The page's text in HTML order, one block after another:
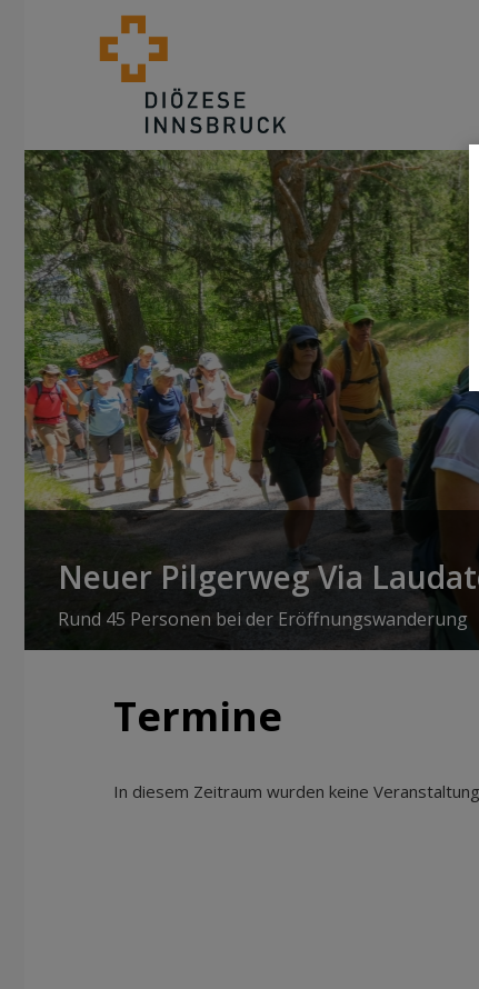
Neuer Pilgerweg Via
Rund 45 Personen bei der Eröffnungswanderung
Termine
In diesem Zeitraum wurden keine